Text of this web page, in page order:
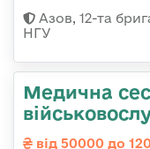
Азов, 12-та
НГУ
Медична
від 50000 до